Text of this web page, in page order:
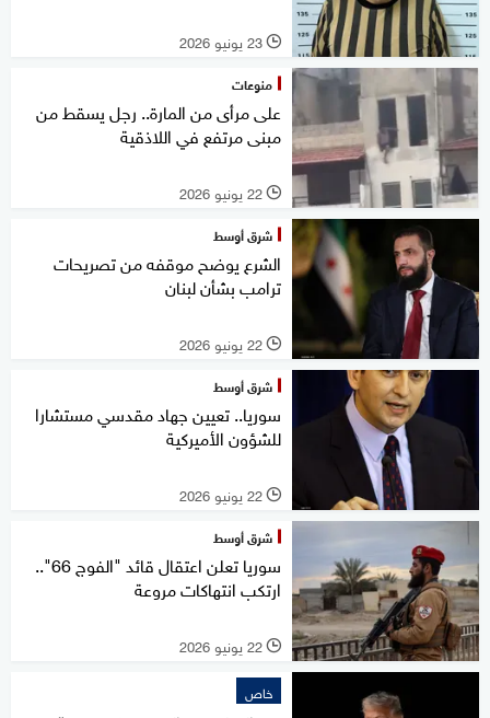
l 23 يونيو 2026
منوعات
على مرأى من المارة.. رجل يسقط من
مبنى مرتفع في اللاذقية
l 22 يونيو 2026
شرق أوسط
الشرع يوضح موقفه من تصريحات
ترامب بشأن لبنان
l 22 يونيو 2026
شرق أوسط
سوريا.. تعيين جهاد مقدسي مستشارا
للشؤون الأميركية
l 22 يونيو 2026
شرق أوسط
سوريا تعلن اعتقال قائد "الفوج 66"..
ارتكب انتهاكات مروعة
l 22 يونيو 2026
خاص